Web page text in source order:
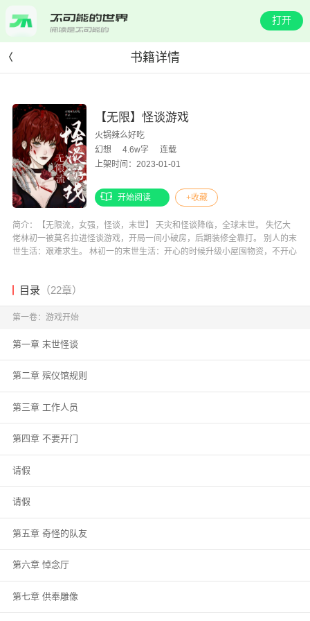
打开
书籍详情
【无限】怪谈游戏
火锅辣么好吃
幻想
4.6w字
连载
上架时间：2023-01-01
开始阅读 +收藏
简介：【无限流，女强，怪谈，末世】 天灾和怪谈降临，全球末世。 失忆大
佬林初一被莫名拉进怪谈游戏，开局一间小破房，后期装修全靠打。 别人的末
世生活：艰难求生。 林初一的末世生活：开心的时候升级小屋囤物资，不开心
目录 （22章）
第一卷：游戏开始
第一章 末世怪谈
第二章 殡仪馆规则
第三章 工作人员
第四章 不要开门
请假
请假
第五章 奇怪的队友
第六章 悼念厅
第七章 供奉雕像